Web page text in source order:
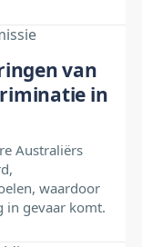
van
in
Australiërs
waardoor
in gevaar komt.